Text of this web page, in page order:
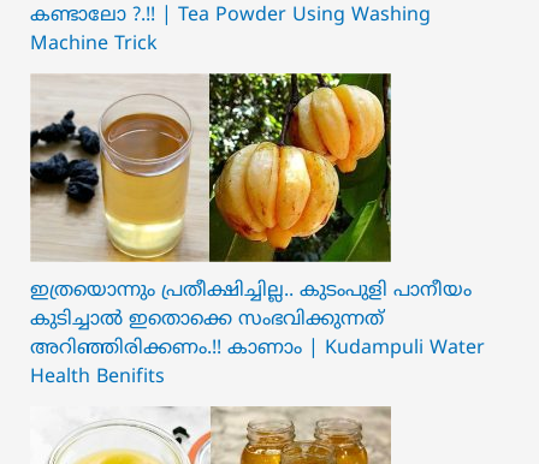
കണ്ടാലോ ?.!! | Tea Powder Using Washing
Machine Trick
ഇത്രയൊന്നും പ്രതീക്ഷിച്ചില്ല.. ക‍ു‌ടംപുളി പാനീയം
കുടിച്ചാൽ ഇതൊക്കെ സംഭവിക്കുന്നത്
അറിഞ്ഞിരിക്കണം.!! കാണാം | Kudampuli Water
Health Benifits